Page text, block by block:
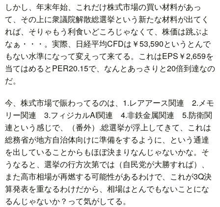
レ
ー
放
動
車
小
説
ス
ー
ら
しかし、年末年始、これだけ株式市場の買い材料があっ
て、その上に衆議院解散総選挙という新たな材料が出てく
れば、そりゃもう利食いどころじゃなくて、株価は跳ぶよ
なぁ・・・。実際、日経平均CFDは￥53,590というとんで
もない水準になって変えって来てる。これはEPS￥2,659を
当てはめるとPER20.15で、なんとあっさりと20倍到達なの
だ。
今、株式市場で賑わってるのは、1.レアアース関連 2.メモ
リー関連 3.フィジカルAI関連 4.非鉄金属関連 5.防衛関
連という感じで、（番外）.総選挙が浮上してきて、これは
総務省が地方自治体向けに準備をするように、という通達
を出していることからもほぼ決まりなんじゃないかな。そ
うなると、選挙の行方次第では（自民党が大勝すれば）、
また高市相場が再燃する可能性があるわけで、これが3Q決
算発表を重なるわけだから、相場はとんでもないことにな
るんじゃないか？って気がしてる。